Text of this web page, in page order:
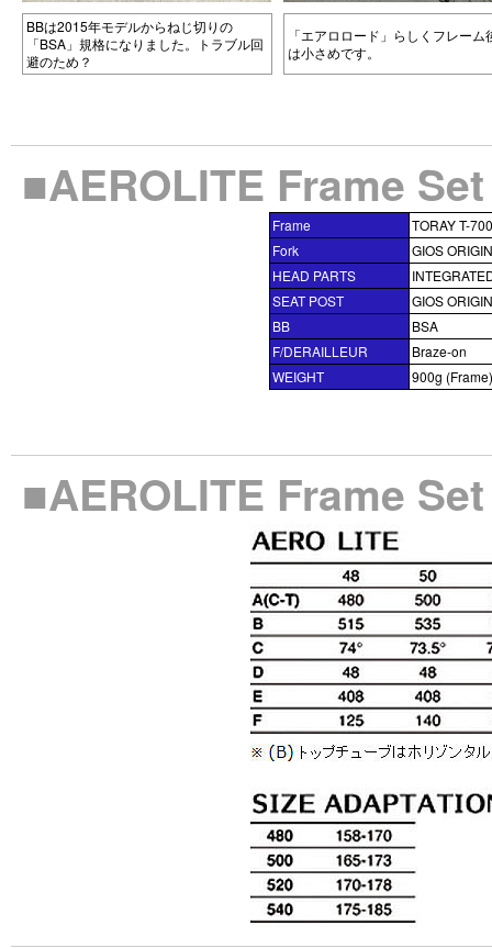
BBは2015年モデルからねじ切りの
「BSA」規格になりました。トラブル回
避のため？
「エアロロード」らしくフレーム
は小さめです。
■AEROLITE Frame
Frame
TORAY T-
Fork
GIOS
HEAD PARTS
SEAT POST
GIOS
BB
BSA
F/DERAILLEUR
Braze-on
WEIGHT
900g
■AEROLITE Frame